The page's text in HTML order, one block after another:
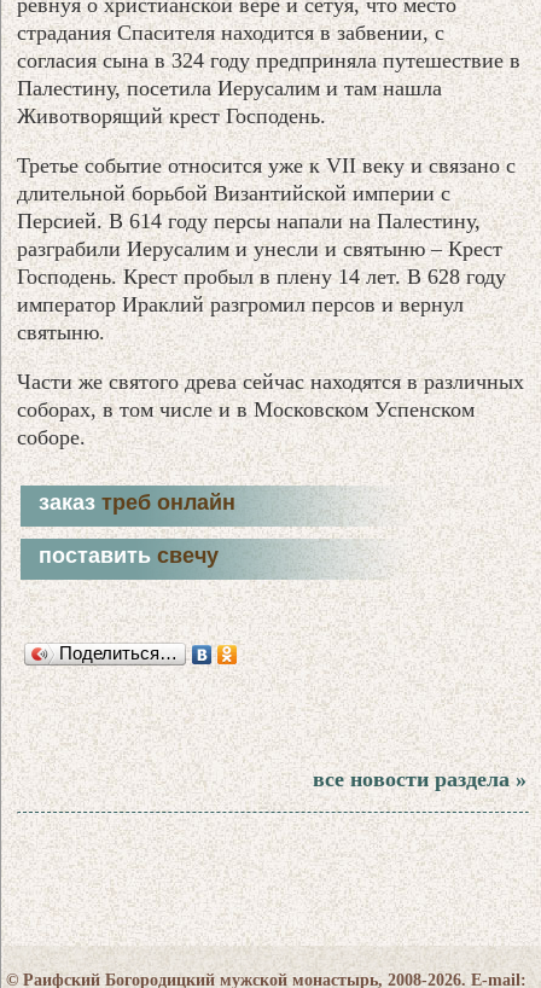
страдания Спасителя находится в забвении, с
согласия сына в 324 году предприняла путешествие в
Палестину, посетила Иерусалим и там нашла
Животворящий крест Господень.
Третье событие относится уже к VII веку и связано с
длительной борьбой Византийской империи с
Персией. В 614 году персы напали на Палестину,
разграбили Иерусалим и унесли и святыню – Крест
Господень. Крест пробыл в плену 14 лет. В 628 году
император Ираклий разгромил персов и вернул
святыню.
Части же святого древа сейчас находятся в различных
соборах, в том числе и в Московском Успенском
соборе.
заказтреб онлайн
поставитьсвечу
Поделиться…
все новости раздела »
© Раифский Богородицкий мужской монастырь, 2008-2026. E-mail: